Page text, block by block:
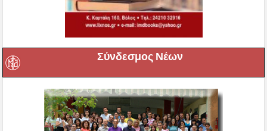
Σύνδεσμος Νέων